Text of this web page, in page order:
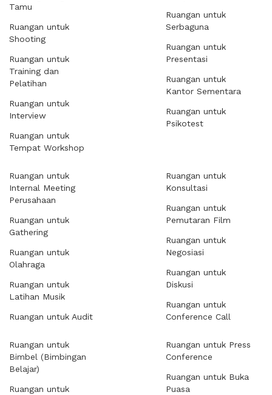
Tamu
Ruangan untuk
Shooting
Ruangan untuk
Training dan
Pelatihan
Ruangan untuk
Interview
Ruangan untuk
Tempat Workshop
Ruangan untuk
Serbaguna
Ruangan untuk
Presentasi
Ruangan untuk
Kantor Sementara
Ruangan untuk
Psikotest
Ruangan untuk
Internal Meeting
Perusahaan
Ruangan untuk
Gathering
Ruangan untuk
Olahraga
Ruangan untuk
Latihan Musik
Ruangan untuk Audit
Ruangan untuk
Konsultasi
Ruangan untuk
Pemutaran Film
Ruangan untuk
Negosiasi
Ruangan untuk
Diskusi
Ruangan untuk
Conference Call
Ruangan untuk
Bimbel (Bimbingan
Belajar)
Ruangan untuk
Ruangan untuk Press
Conference
Ruangan untuk Buka
Puasa